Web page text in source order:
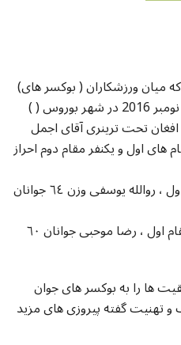
در مسابقات king of the ring که میان ورزشکاران ( بوکسر های)
25 الی 27 نومبر 2016 در شهر بوروس ( )
تحت ترینری آقای اجمل
های اول و یکنفر مقام دوم احراز
تسل موُسازى وزن ٦٤ كيلو مقام اول ، روالله يوسفى وزن ٦٤ جوانان
شبير حسينى نوجوانان ٥٤ كيلو مقام اول ، رضا موحبى جوانان ٦٠
ها را به بوکسر های جوان
و تهنیت گفته پیروزی های مزید